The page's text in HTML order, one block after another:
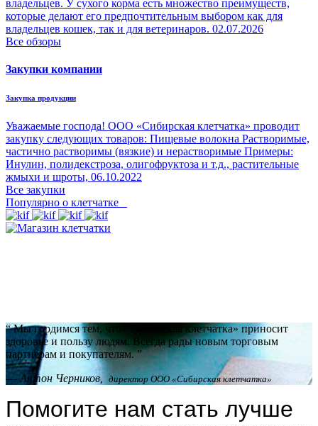
владельцев. У сухого корма есть множество преимуществ,
которые делают его предпочтительным выбором как для
владельцев кошек, так и для ветеринаров. 02.07.2026
Все обзоры
Закупки компании
Закупка продукции
Уважаемые господа! ООО «Сибирская клетчатка» проводит
закупку следующих товаров: Пищевые волокна Растворимые,
частично растворимы (вязкие) и нерастворимые Примеры:
Инулин, полидекстроза, олигофруктоза и т.д., растительные
жмыхи и шроты, 06.10.2022
Все закупки
Популярно о клетчатке
“Мы гордимся тем, что «Сибирская клетчатка» приносит
здоровье и пользу людям. Всегда рады новым торговым
партнерам и покупателям.”
—Антон Черников, директор ООО «Сибирская клетчатка»